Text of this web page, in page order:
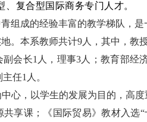
复合型国际商务专门人才。
青组成的经验丰富的教学梯队，
。本系教师共计9人，其中，教
副会长1 人，理事3 人 ；教育部经
主任1 人。
心，以学生的发展为目的，高
享课；《国际贸易》教材入选